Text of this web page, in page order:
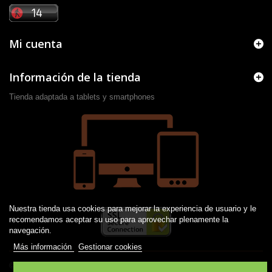
Nuestra tienda usa cookies para mejorar la experiencia de usuario y le
recomendamos aceptar su uso para aprovechar plenamente la
navegación.
Más información
Gestionar cookies
Mi cuenta
Información de la tienda
Tienda adaptada a tablets y smartphones